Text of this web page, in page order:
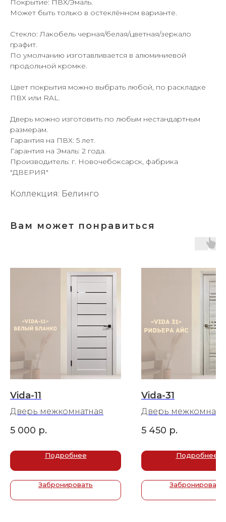
Покрытие: ПВХ/Эмаль.
Может быть только в остеклённом варианте.
Стекло: Лакобель черная/белая/цветная/зеркало
графит.
По умолчанию изготавливается в алюминиевой
продольной кромке.
Цвет покрытия можно выбрать любой, по раскладке
ПВХ или RAL.
Дверь можно изготовить по любым нестандартным
размерам.
Гарантия на ПВХ: 5 лет.
Гарантия на Эмаль: 2 года.
Производитель: г. Новочебоксарск, фабрика
"ДВЕРИЯ"
Коллекция: Белинго
Вам может понравиться
Vida-11
Дверь межкомнатная
5 000 р.
Подробнее
Забронировать
Vida-31
Дверь
5 450 р.
Подробнее
Забронировать